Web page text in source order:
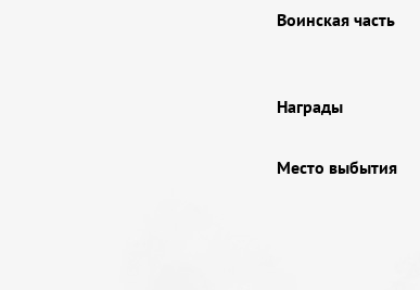
Воинская часть
Награды
Место выбытия